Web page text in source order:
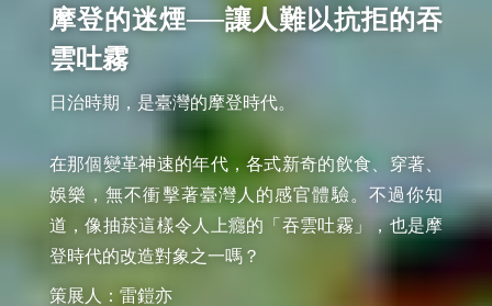
摩登的迷煙──讓人難以抗拒的吞
雲吐霧
日治時期，是臺灣的摩登時代。
在那個變革神速的年代，各式新奇的飲食、穿著、
娛樂，無不衝擊著臺灣人的感官體驗。不過你知
道，像抽菸這樣令人上癮的「吞雲吐霧」，也是摩
登時代的改造對象之一嗎？
策展人：雷鎧亦